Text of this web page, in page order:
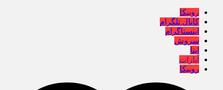
روبیکا
کانال تلگرام
اینستاگرام
سروش
ایتا
آپارات
روبیکا